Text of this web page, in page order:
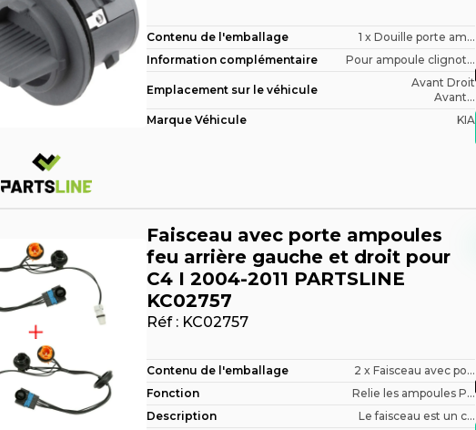
Contenu de l'emballage
1 x Douille porte am...
Information complémentaire
Pour ampoule clignot...
Emplacement sur le véhicule
Avant Droit
Avant...
Marque Véhicule
KIA
Faisceau avec porte ampoules
feu arrière gauche et droit pour
C4 I 2004-2011 PARTSLINE
KC02757
Réf : KC02757
Contenu de l'emballage
2 x Faisceau avec po...
Fonction
Relie les ampoules P...
Description
Le faisceau est un c...